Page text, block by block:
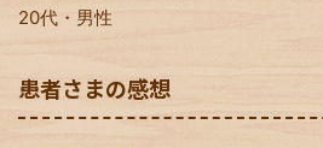
20代・男性
患者さまの感想